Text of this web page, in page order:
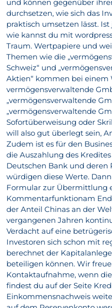
und können gegenüber
durchsetzen, wie sich das
praktisch umsetzen lässt.
wie kannst du mit
Traum. Wertpapiere und
Themen wie die
Schweiz“ und
Aktien“ kommen bei einem
vermögensverwaltende
„vermögensverwaltende
„vermögensverwaltende
Sofortüberweisung oder
will also gut überlegt sein,
Zudem ist es für den
die Auszahlung des
Deutschen Bank und
würdigen diese Werte.
Formular zur Übermittlung
Kommentarfunktionam
der Anteil Chinas an der
vergangenen Jahren
Verdacht auf eine
Investoren sich schon mit
berechnet der
beteiligen können. Wir
Kontaktaufnahme, wenn
findest du auf der Seite
Einkommensnachweis